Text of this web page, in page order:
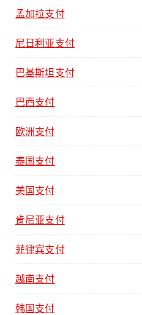
孟加拉支付
尼日利亚支付
巴基斯坦支付
巴西支付
欧洲支付
泰国支付
美国支付
肯尼亚支付
菲律宾支付
越南支付
韩国支付